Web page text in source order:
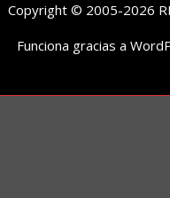
Copyright © 2005-2026
Funciona gracias a